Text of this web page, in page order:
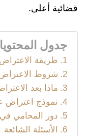
قضائية أعلى.
جدول
طريقة
شروط
ماذا بعد
نموذج اعتراض
دور المحامي
الأسئلة الشائعة